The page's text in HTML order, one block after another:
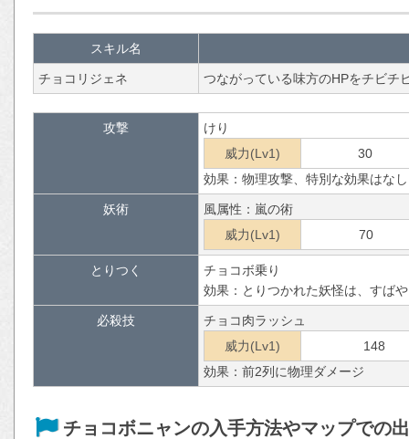
スキル名
チョコリジェネ つながっている味方のHPをチビチ
攻撃
けり
威力(Lv1)
30
効果：物理攻撃、特別な効果はなし
妖術
風属性：嵐の術
威力(Lv1)
70
とりつく
チョコボ乗り
効果：とりつかれた妖怪は、すば
必殺技
チョコ肉ラッシュ
威力(Lv1)
148
効果：前2列に物理ダメージ
チョコボニャンの入手方法やマップでの